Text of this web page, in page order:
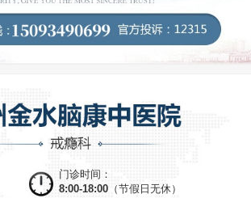
门诊时间：
8:00-18:00 （节假日无休）